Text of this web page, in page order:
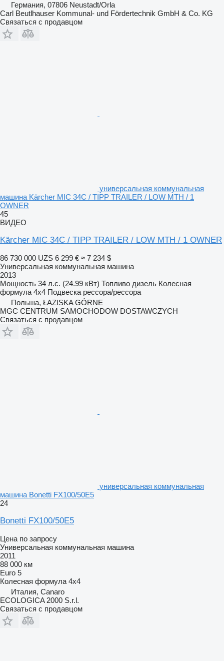
Германия, 07806 Neustadt/Orla
Carl Beutlhauser Kommunal- und Fördertechnik GmbH & Co. KG
Связаться с продавцом
универсальная коммунальная
машина Kärcher MIC 34C / TIPP TRAILER / LOW MTH / 1
OWNER
45
ВИДЕО
Kärcher MIC 34C / TIPP TRAILER / LOW MTH / 1 OWNER
86 730 000 UZS 6 299 € ≈ 7 234 $
Универсальная коммунальная машина
2013
Мощность 34 л.с. (24.99 кВт) Топливо дизель Колесная
формула 4x4 Подвеска рессора/рессора
Польша, ŁAZISKA GÓRNE
MGC CENTRUM SAMOCHODOW DOSTAWCZYCH
Связаться с продавцом
универсальная коммунальная
машина Bonetti FX100/50E5
24
Bonetti FX100/50E5
Цена по запросу
Универсальная коммунальная машина
2011
88 000 км
Euro 5
Колесная формула 4x4
Италия, Canaro
ECOLOGICA 2000 S.r.l.
Связаться с продавцом